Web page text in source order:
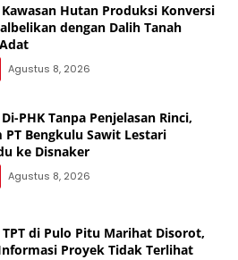
Hutan Produksi Konversi
dengan Dalih Tanah
Agustus 8, 2026
PHK Tanpa Penjelasan Rinci,
PT Bengkulu Sawit Lestari
ke Disnaker
Agustus 8, 2026
di Pulo Pitu Marihat Disorot,
Proyek Tidak Terlihat